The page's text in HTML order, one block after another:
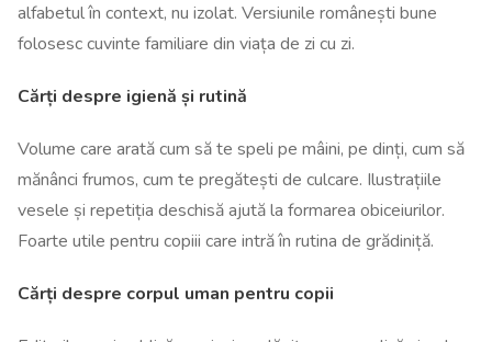
alfabetul în context, nu izolat. Versiunile românești bune
folosesc cuvinte familiare din viața de zi cu zi.
Cărți despre igienă și rutină
Volume care arată cum să te speli pe mâini, pe dinți, cum să
mănânci frumos, cum te pregătești de culcare. Ilustrațiile
vesele și repetiția deschisă ajută la formarea obiceiurilor.
Foarte utile pentru copiii care intră în rutina de grădiniță.
Cărți despre corpul uman pentru copii